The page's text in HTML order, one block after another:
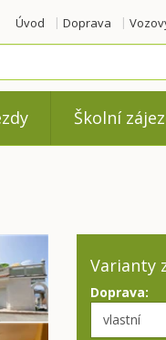
Úvod Doprava
Školní
Varianty
Doprava: